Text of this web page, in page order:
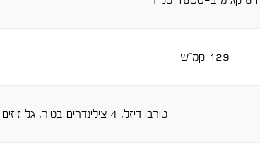
129 קמ"ש
טורבו דיזל, 4 צילינדרים בטור, גל זיזים עילי